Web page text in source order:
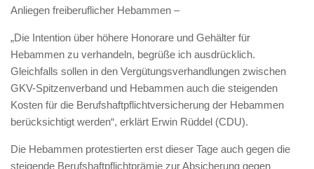
Anliegen freiberuflicher Hebammen –
„Die Intention über höhere Honorare und Gehälter für
Hebammen zu verhandeln, begrüße ich ausdrücklich.
Gleichfalls sollen in den Vergütungsverhandlungen zwischen
GKV-Spitzenverband und Hebammen auch die steigenden
Kosten für die Berufshaftpflichtversicherung der Hebammen
berücksichtigt werden“, erklärt Erwin Rüddel (CDU).
Die Hebammen protestierten erst dieser Tage auch gegen die
steigende Berufshaftpflichtprämie zur Absicherung gegen